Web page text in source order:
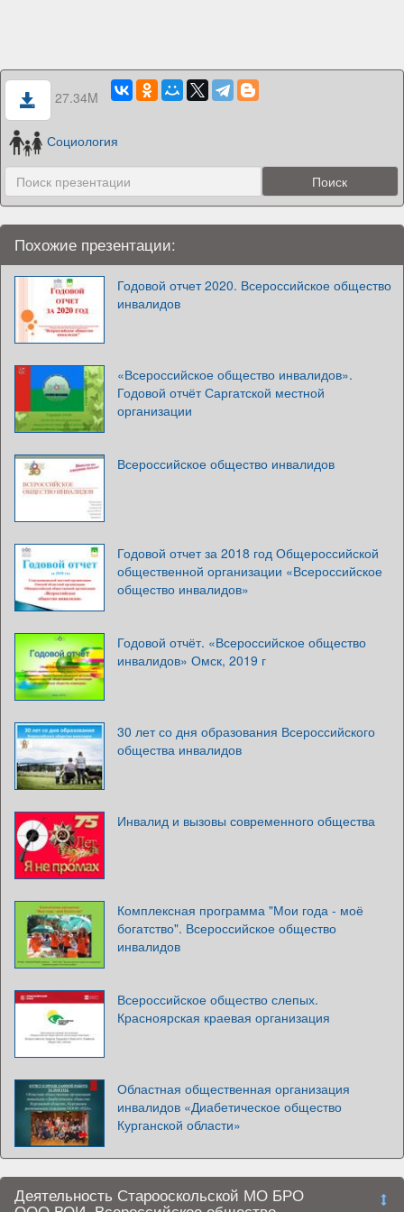
27.34M
Социология
Похожие презентации:
Годовой отчет 2020. Всероссийское общество
инвалидов
«Всероссийское общество инвалидов».
Годовой отчёт Саргатской местной
организации
Всероссийское общество инвалидов
Годовой отчет за 2018 год Общероссийской
общественной организации «Всероссийское
общество инвалидов»
Годовой отчёт. «Всероссийское общество
инвалидов» Омск, 2019 г
30 лет со дня образования Всероссийского
общества инвалидов
Инвалид и вызовы современного общества
Комплексная программа "Мои года - моё
богатство". Всероссийское общество
инвалидов
Всероссийское общество слепых.
Красноярская краевая организация
Областная общественная организация
инвалидов «Диабетическое общество
Курганской области»
Деятельность Старооскольской МО БРО